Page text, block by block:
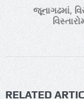
જૂનાગઢમાં,
RELATED